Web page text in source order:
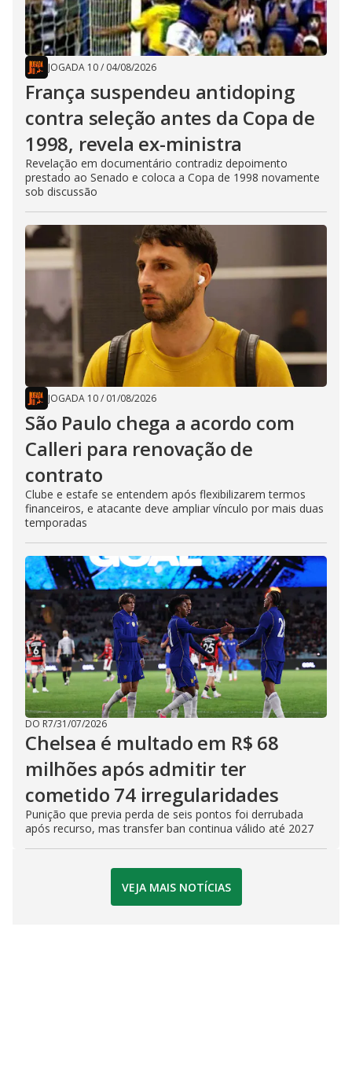
JOGADA 10/ 04/08/2026
França suspendeu antidoping
contra seleção antes da Copa de
1998, revela ex-ministra
Revelação em documentário contradiz depoimento
prestado ao Senado e coloca a Copa de 1998 novamente
sob discussão
JOGADA 10/ 01/08/2026
São Paulo chega a acordo com
Calleri para renovação de
contrato
Clube e estafe se entendem após flexibilizarem termos
financeiros, e atacante deve ampliar vínculo por mais duas
temporadas
DO R7/31/07/2026
Chelsea é multado em R$ 68
milhões após admitir ter
cometido 74 irregularidades
Punição que previa perda de seis pontos foi derrubada
após recurso, mas transfer ban continua válido até 2027
VEJA MAIS NOTÍCIAS